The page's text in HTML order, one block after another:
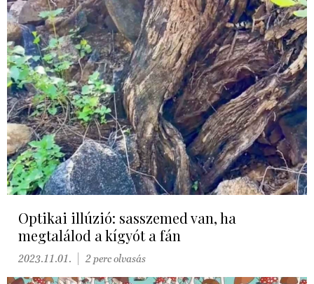
Optikai illúzió: sasszemed van, ha
megtalálod a kígyót a fán
2023.11.01. 2 perc olvasás